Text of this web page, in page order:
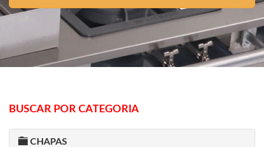
BUSCAR POR CATEGORIA
CHAPAS